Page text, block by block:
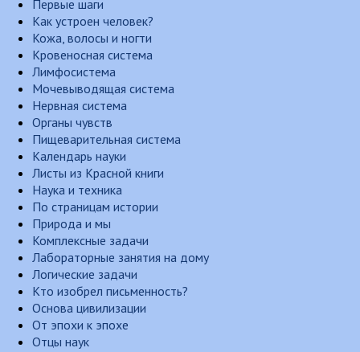
Первые шаги
Как устроен человек?
Кожа, волосы и ногти
Кровеносная система
Лимфосистема
Мочевыводящая система
Нервная система
Органы чувств
Пищеварительная система
Календарь науки
Листы из Красной книги
Наука и техника
По страницам истории
Природа и мы
Комплексные задачи
Лабораторные занятия на дому
Логические задачи
Кто изобрел письменность?
Основа цивилизации
От эпохи к эпохе
Отцы наук